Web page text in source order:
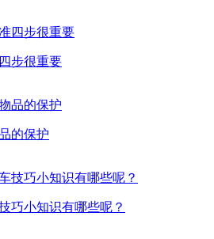
步很重要
的保护
巧小知识有哪些呢？